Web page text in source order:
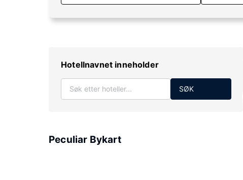
Hotellnavnet inneholder
SØK
Peculiar Bykart